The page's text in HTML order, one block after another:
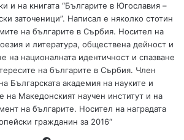
и на книгата “Българите в Югославия –
заточеници”. Написал е няколко стотин
на българите в Сърбия. Носител на
и литература, обществена дейност и
на националната идентичност и спазване
на българите в Сърбия. Член
Българската академия на науките и
на Македонският научен институт и на
на българите. Носител на наградата
гражданин за 2016“